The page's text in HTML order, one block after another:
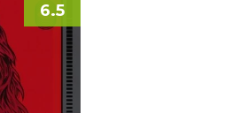
6.5